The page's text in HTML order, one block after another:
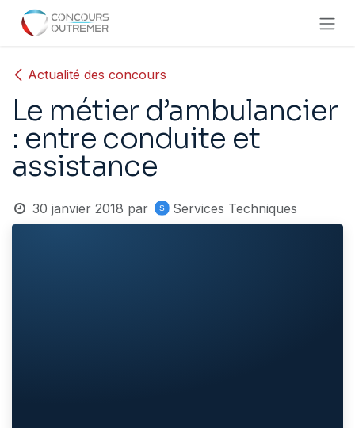
Se rendre au contenu
Actualité des concours
Le métier d’ambulancier
: entre conduite et
assistance
30 janvier 2018 par Services Techniques